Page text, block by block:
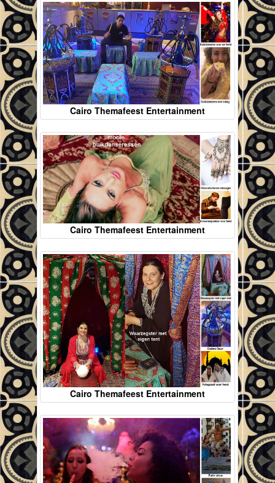
Cairo Themafeest Entertainment
Cairo Themafeest Entertainment
Cairo Themafeest Entertainment